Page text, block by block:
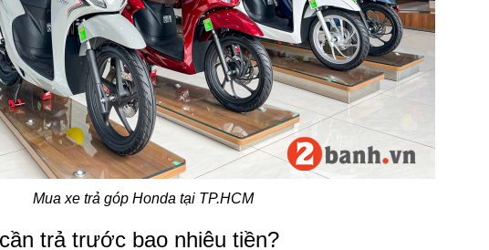
Mua xe trả góp Honda tại TP.HCM
trả trước bao nhiêu tiền?